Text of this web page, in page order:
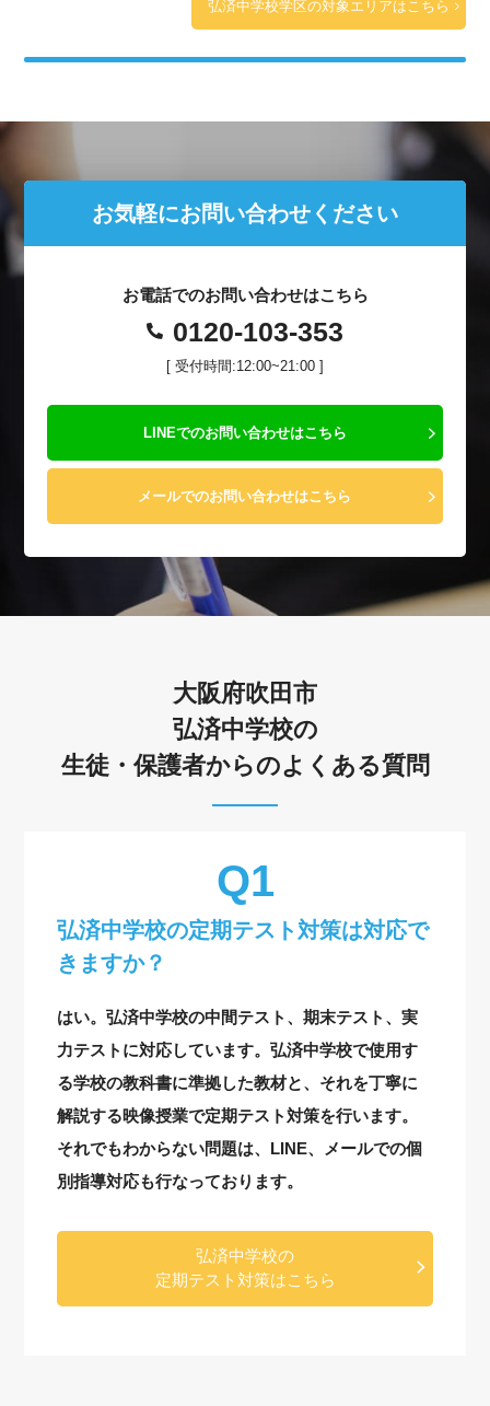
弘済中学校学区の対象エリアはこちら
お気軽にお問い合わせください
お電話でのお問い合わせはこちら
0120-103-353
[ 受付時間:12:00~21:00 ]
LINEでのお問い合わせはこちら
メールでのお問い合わせはこちら
大阪府吹田市
弘済中学校の
生徒・保護者からのよくある質問
弘済中学校の定期テスト対策は対応で
きますか？
はい。弘済中学校の中間テスト、期末テスト、実
力テストに対応しています。弘済中学校で使用す
る学校の教科書に準拠した教材と、それを丁寧に
解説する映像授業で定期テスト対策を行います。
それでもわからない問題は、LINE、メールでの個
別指導対応も行なっております。
弘済中学校の
定期テスト対策はこちら